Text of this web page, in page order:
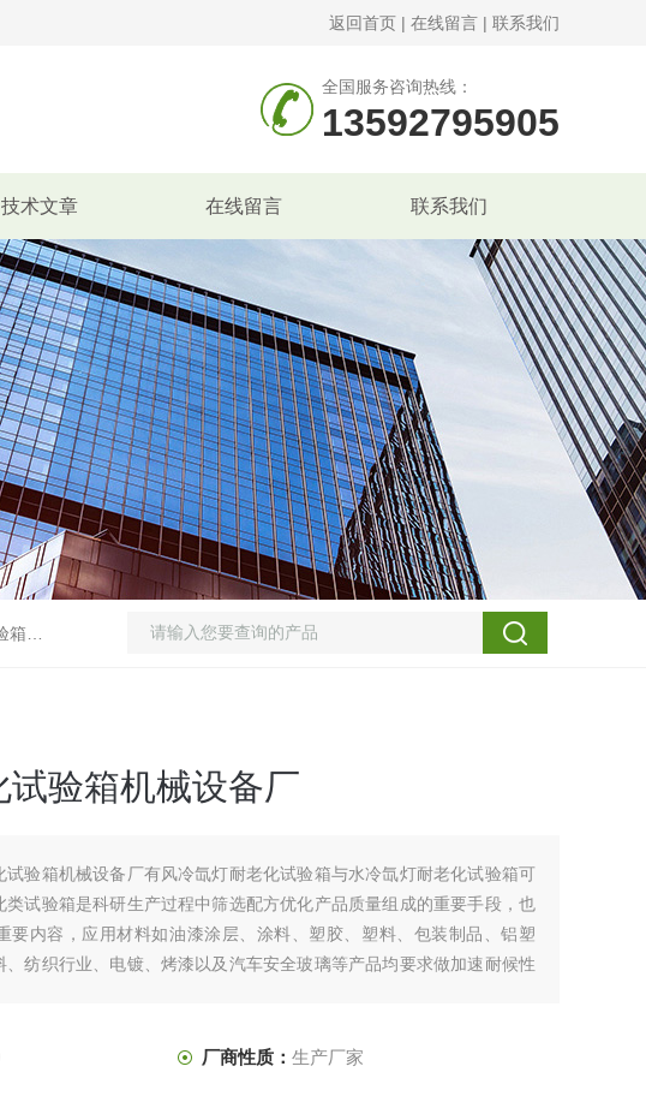
返回首页 | 在线留言 | 联系我们
全国服务咨询热线：
13592795905
技术文章 在线留言 联系我们
设备。
试验箱机械设备厂
试验箱机械设备厂有风冷氙灯耐老化试验箱与水冷氙灯耐老化试验箱可
试验箱是科研生产过程中筛选配方优化产品质量组成的重要手段，也
要内容，应用材料如油漆涂层、涂料、塑胶、塑料、包装制品、铝塑
纺织行业、电镀、烤漆以及汽车安全玻璃等产品均要求做加速耐候性
厂商性质： 生产厂家